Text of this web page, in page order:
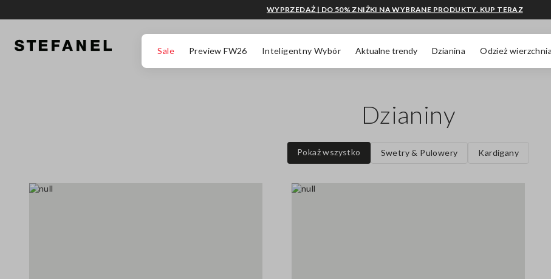
Sale Preview FW26 Inteligentny Wybór Aktualne trendy Dzianina Odzież wierzchnia
WYPRZEDAŻ | DO 50% ZNIŻKI NA WYBRANE PRODUKTY. KUP TERAZ
Dzianiny
Pokaż wszystko Swetry & Pulowery Kardigany